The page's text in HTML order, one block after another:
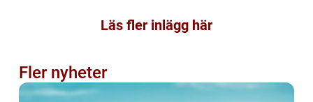
Läs fler inlägg här
Fler nyheter